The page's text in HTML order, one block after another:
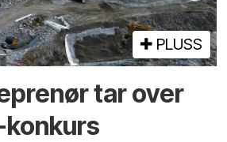
PLUSS
tar over